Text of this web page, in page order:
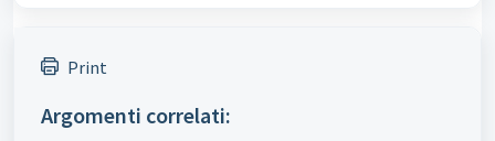
Print
Argomenti correlati: